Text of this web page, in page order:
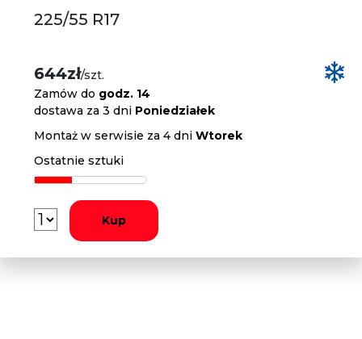
225/55 R17
644zł/szt.
Zamów do godz. 14
dostawa za 3 dni Poniedziałek
Montaż w serwisie za 4 dniWtorek
Ostatnie sztuki
Kup